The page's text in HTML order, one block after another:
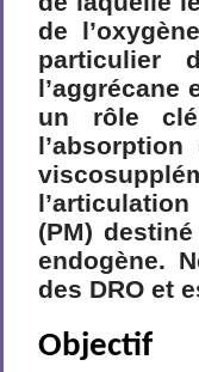
de
particulier
l’aggrécane
un rôle
(PM)
endogène.
des DRO et
Objectif